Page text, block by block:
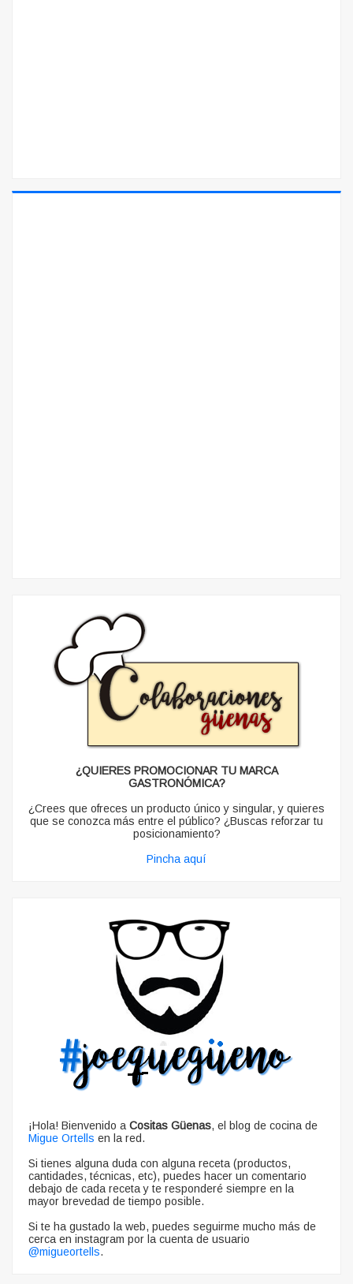
¿QUIERES PROMOCIONAR TU MARCA
GASTRONÓMICA?
¿Crees que ofreces un producto único y singular, y quieres
que se conozca más entre el público? ¿Buscas reforzar tu
posicionamiento?
Pincha aquí
¡Hola! Bienvenido a Cositas Güenas, el blog de cocina de
Migue Ortells en la red.
Si tienes alguna duda con alguna receta (productos,
cantidades, técnicas, etc), puedes hacer un comentario
debajo de cada receta y te responderé siempre en la
mayor brevedad de tiempo posible.
Si te ha gustado la web, puedes seguirme mucho más de
cerca en instagram por la cuenta de usuario
@migueortells.